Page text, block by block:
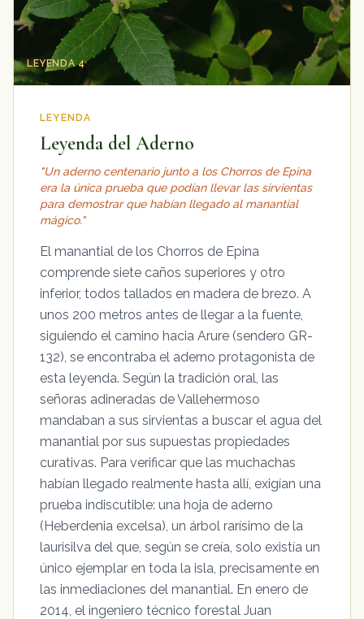
LEYENDA 4
LEYENDA
Leyenda del Aderno
"Un aderno centenario junto a los Chorros de Epina
era la única prueba que podían llevar las sirvientas
para demostrar que habían llegado al manantial
mágico."
El manantial de los Chorros de Epina
comprende siete caños superiores y otro
inferior, todos tallados en madera de brezo. A
unos 200 metros antes de llegar a la fuente,
siguiendo el camino hacia Arure (sendero GR-
132), se encontraba el aderno protagonista de
esta leyenda. Según la tradición oral, las
señoras adineradas de Vallehermoso
mandaban a sus sirvientas a buscar el agua del
manantial por sus supuestas propiedades
curativas. Para verificar que las muchachas
habían llegado realmente hasta allí, exigían una
prueba indiscutible: una hoja de aderno
(Heberdenia excelsa), un árbol rarísimo de la
laurisilva del que, según se creía, solo existía un
único ejemplar en toda la isla, precisamente en
las inmediaciones del manantial. En enero de
2014, el ingeniero técnico forestal Juan